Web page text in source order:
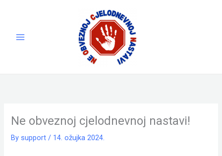
Ne obveznoj cjelodnevnoj nastavi!
By support/ 14. ožujka 2024.